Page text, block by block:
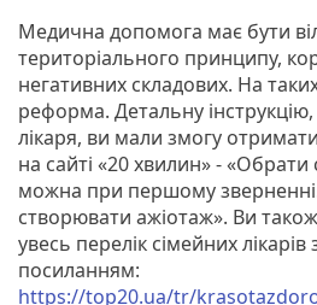
Медична допомога має бути
територіального принципу,
негативних складових. На
реформа. Детальну
лікаря, ви мали змогу отримати
на сайті «20 хвилин» - «Обрати
можна при першому
створювати ажіотаж». Ви
увесь перелік сімейних
посиланням:
https://top20.ua/tr/